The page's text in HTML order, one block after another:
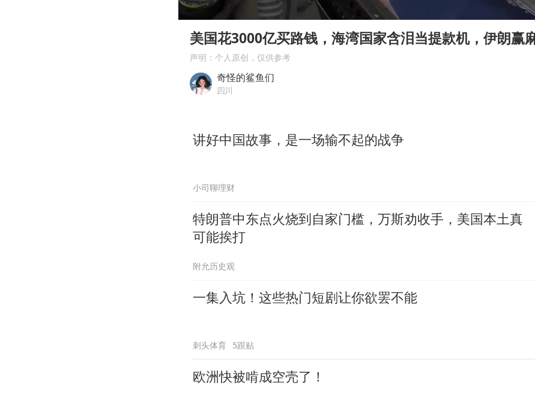
牛群和施拉普纳33年后重逢
上半年国内居民出游人次34.63亿
习近平心系体育强国建设
00:00
美国花3000亿买路钱，海湾国家含泪当提款机，伊朗赢
声明：个人原创，仅供参考
奇怪的鲨鱼们
四川
讲好中国故事，是一场输不起的战争
小司聊理财
特朗普中东点火烧到自家门槛，万斯劝收手，美国本土真
可能挨打
附允历史观
一集入坑！这些热门短剧让你欲罢不能
刺头体育 5跟贴
欧洲快被啃成空壳了！